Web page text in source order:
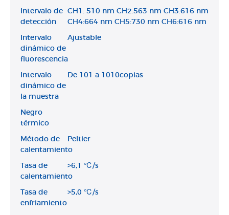
Intervalo de
detección
CH1: 510 nm CH2:563 nm CH3:616 nm
CH4:664 nm CH5:730 nm CH6:616 nm
Intervalo
dinámico de
fluorescencia
Ajustable
Intervalo
dinámico de
la muestra
De 101 a 1010copias
Negro
térmico
Método de
calentamiento
Peltier
Tasa de
calentamiento
>6,1 ℃/s
Tasa de
enfriamiento
>5,0 ℃/s